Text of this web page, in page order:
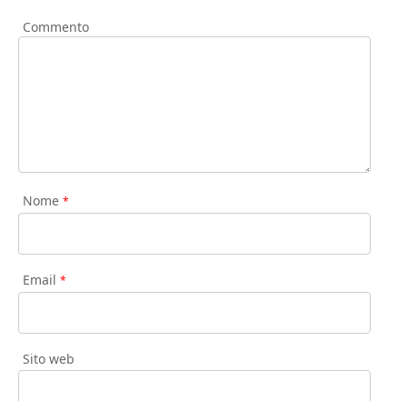
Commento
Nome *
Email *
Sito web